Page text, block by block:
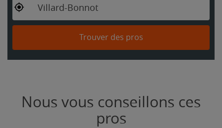
Villard-Bonnot
Trouver des pros
Nous vous conseillons ces
pros